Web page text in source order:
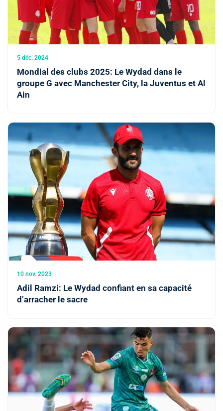
5 déc. 2024
Mondial des clubs 2025: Le Wydad dans le
groupe G avec Manchester City, la Juventus et Al
Ain
10 nov. 2023
Adil Ramzi: Le Wydad confiant en sa capacité
d’arracher le sacre